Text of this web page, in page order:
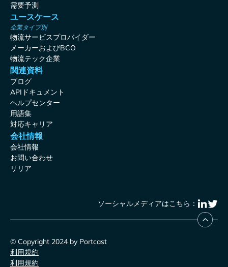
需要予測
ユースケース
企業タイプ別
物流サービスプロバイダー
メーカーおよびBCO
物流テック企業
関連資料
ブログ
APIドキュメント
ヘルプセンター
用語集
対応キャリア
会社情報
会社情報
お問い合わせ
リリア
ソーシャルメディアはこちら：
© Copyright 2024 by Portcast
利用規約
利用規約